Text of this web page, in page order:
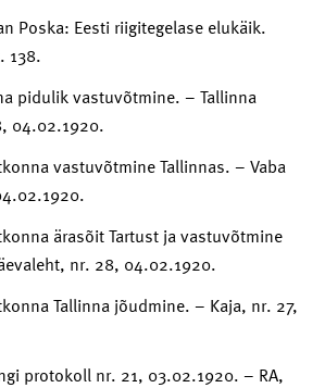
Poska: Eesti riigitegelase elukäik.
138.
pidulik vastuvõtmine. – Tallinna
04.02.1920.
vastuvõtmine Tallinnas. – Vaba
ärasõit Tartust ja vastuvõtmine
nr. 28, 04.02.1920.
Tallinna jõudmine. – Kaja, nr. 27,
protokoll nr. 21, 03.02.1920. – RA,